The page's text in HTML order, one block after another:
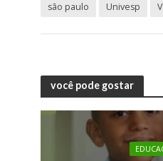
são paulo
Univesp
você pode gostar